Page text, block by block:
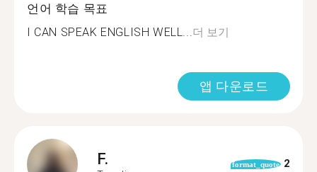
언어 학습 목표
I CAN SPEAK ENGLISH WELL... 더 보기
앱 다운로드
F. format_quote 2